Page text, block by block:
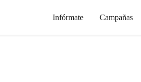
Infórmate Campañas